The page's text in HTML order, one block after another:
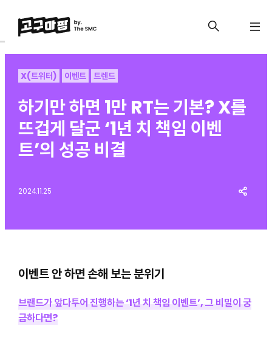
X(트위터) 이벤트 트렌드
하기만 하면 1만 RT는 기본? X를
뜨겁게 달군 ‘1년 치 책임 이벤
트’의 성공 비결
2024.11.25
이벤트 안 하면 손해 보는 분위기
브랜드가 앞다투어 진행하는 ‘1년 치 책임 이벤트’, 그 비밀이 궁
금하다면?